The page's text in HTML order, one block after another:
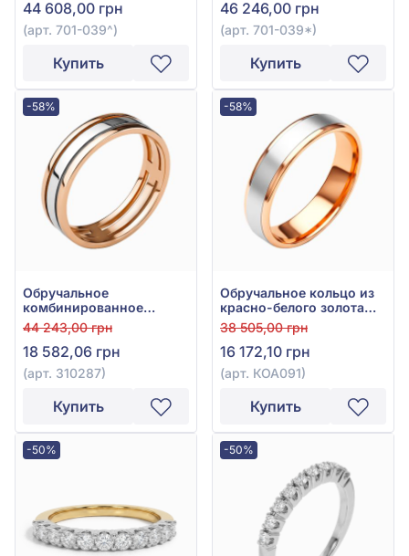
44 608,00 грн
(арт. 701-039^)
Купить
46 246,00 грн
(арт. 701-039*)
Купить
-58%
Обручальное
комбинированное
кольцо из красно-белого
золота 585° без вставки,
арт. 310287
44 243,00 грн
18 582,06 грн
(арт. 310287)
Купить
-58%
Обручальное кольцо из
красно-белого золота
585°, арт. КОА 091
38 505,00 грн
16 172,10 грн
(арт. КОА091)
Купить
-50% -50%